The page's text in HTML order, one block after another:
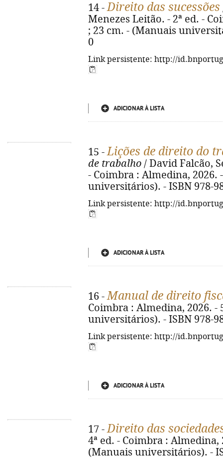
14 -Direito das sucessões
Menezes Leitão. - 2ª ed. -
; 23 cm. - (Manuais
0
Link persistente: http://
ADICIONAR À LISTA
15 -Lições de direito do
de trabalho / David Falcão,
- Coimbra : Almedina, 2026.
universitários). - ISBN 978-
Link persistente: http://
ADICIONAR À LISTA
16 -Manual de direito
Coimbra : Almedina, 2026. -
universitários). - ISBN 978-
Link persistente: http://
ADICIONAR À LISTA
17 -Direito das
4ª ed. - Coimbra : Almedina,
(Manuais universitários). -